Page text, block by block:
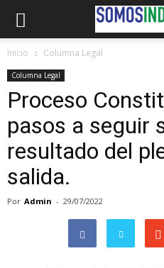
Inicio Columna Legal
Columna Legal
Proceso
pasos a seguir
resultado del
salida.
Por Admin - 29/07/2022